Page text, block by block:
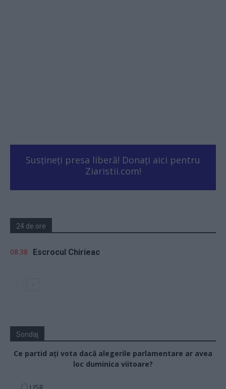
Susțineți presa liberă! Donați aici pentru
Ziaristii.com!
24 de ore
08.38 Escrocul Chirieac
Sondaj
Ce partid ați vota dacă alegerile parlamentare ar avea
loc duminica viitoare?
USR